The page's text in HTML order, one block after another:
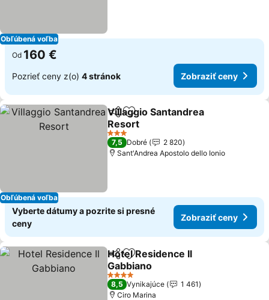
Obľúbená voľba
Od 160 €
Pozrieť ceny z(o) 4 stránok Zobraziť ceny
Obľúbená voľba
ZdieľaťPridať do obľúbených
Villaggio Santandrea
Resort
Zobraziť ceny
3 Počet hviezdičiek
7,5 Dobré
2 820
Sant'Andrea Apostolo dello Ionio
Vyberte dátumy a pozrite si presné
ceny
Zobraziť ceny
ZdieľaťPridať do obľúbených
Hotel Residence Il
Gabbiano
Zobraziť ceny
4 Počet hviezdičiek
8,5 Vynikajúce
1 461
Ciro Marina